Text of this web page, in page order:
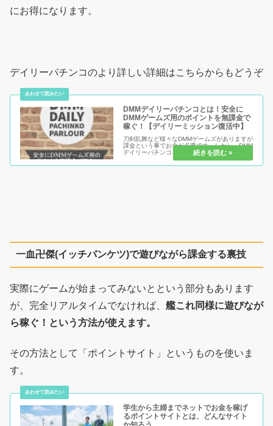
にお得になります。
デイリーパチンコのより詳しい詳細はこちらからもどうぞ
DMMデイリーパチンコとは！安全に
DMMゲームズ用のポイントを無課金で
稼ぐ！【デイリーミッション復活中】
刀剣乱舞など様々なDMMゲームズがありますが
課金という事でお金が必要です。しかし、DMM
デイリーパチンコを毎日1回チャレンジするだ
けで実は課金資金が全額またはある程度お得に
なります。継続こそ力なり！コツコツ貯めて実
一血卍傑(イッチバンケツ)で遊びながら課金する裏技
実際にゲームが始まってみないとという部分もあります
が、完全リアルタイムでなければ、 艦これ同様に遊びなが
ら稼ぐ！という方法が使えます。
その方法として「ポイントサイト」というものを使いま
す。
学生から主婦までネットでお金を稼げ
るポイントサイトとは、どんなサイト